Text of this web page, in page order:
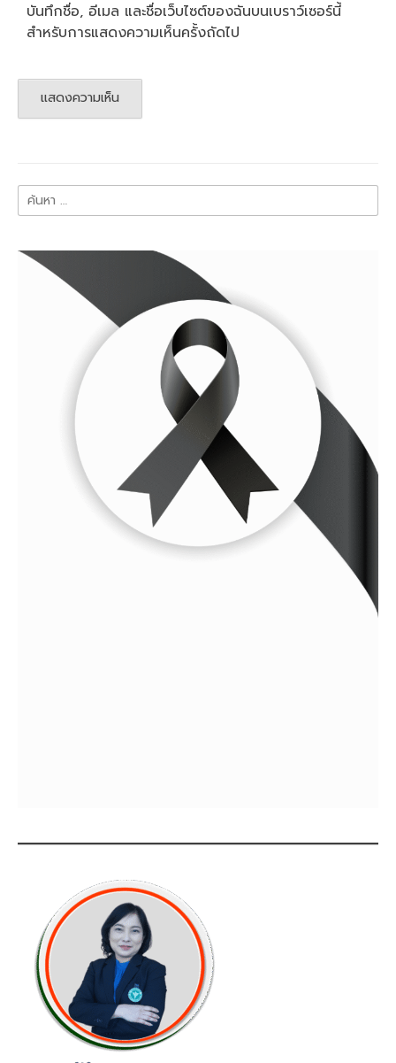
บันทึกชื่อ, อีเมล และชื่อเว็บไซต์ของฉันบนเบราว์เซอร์นี้
สำหรับการแสดงความเห็นครั้งถัดไป
ค้นหา
สำหรับ: